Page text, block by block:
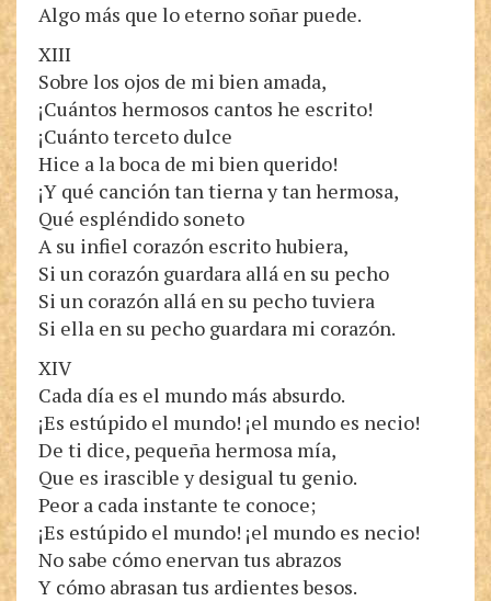
Algo más que lo eterno soñar puede.
XIII
Sobre los ojos de mi bien amada,
¡Cuántos hermosos cantos he escrito!
¡Cuánto terceto dulce
Hice a la boca de mi bien querido!
¡Y qué canción tan tierna y tan hermosa,
Qué espléndido soneto
A su infiel corazón escrito hubiera,
Si un corazón guardara allá en su pecho
Si un corazón allá en su pecho tuviera
Si ella en su pecho guardara mi corazón.
XIV
Cada día es el mundo más absurdo.
¡Es estúpido el mundo! ¡el mundo es necio!
De ti dice, pequeña hermosa mía,
Que es irascible y desigual tu genio.
Peor a cada instante te conoce;
¡Es estúpido el mundo! ¡el mundo es necio!
No sabe cómo enervan tus abrazos
Y cómo abrasan tus ardientes besos.